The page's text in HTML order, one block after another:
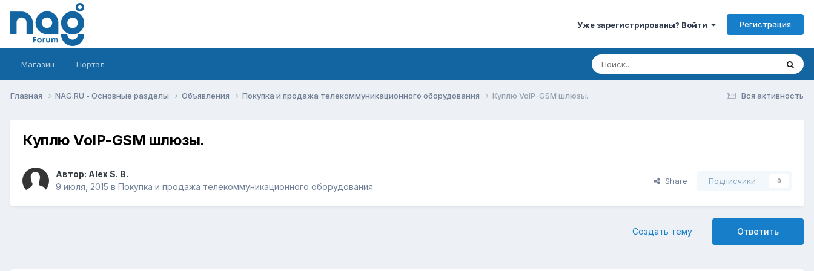
Уже зарегистрированы? Войти Регистрация
Магазин Портал
Вся активность
Главная NAG.RU - Основные разделы Объявления Покупка и продажа телекоммуникационного оборудования Куплю VoIP-GSM шлюзы.
Куплю VoIP-GSM шлюзы.
Автор: Alex S. B.
9 июля, 2015 в Покупка и продажа телекоммуникационного оборудования
Share Подписчики 0
Ответить
Создать тему